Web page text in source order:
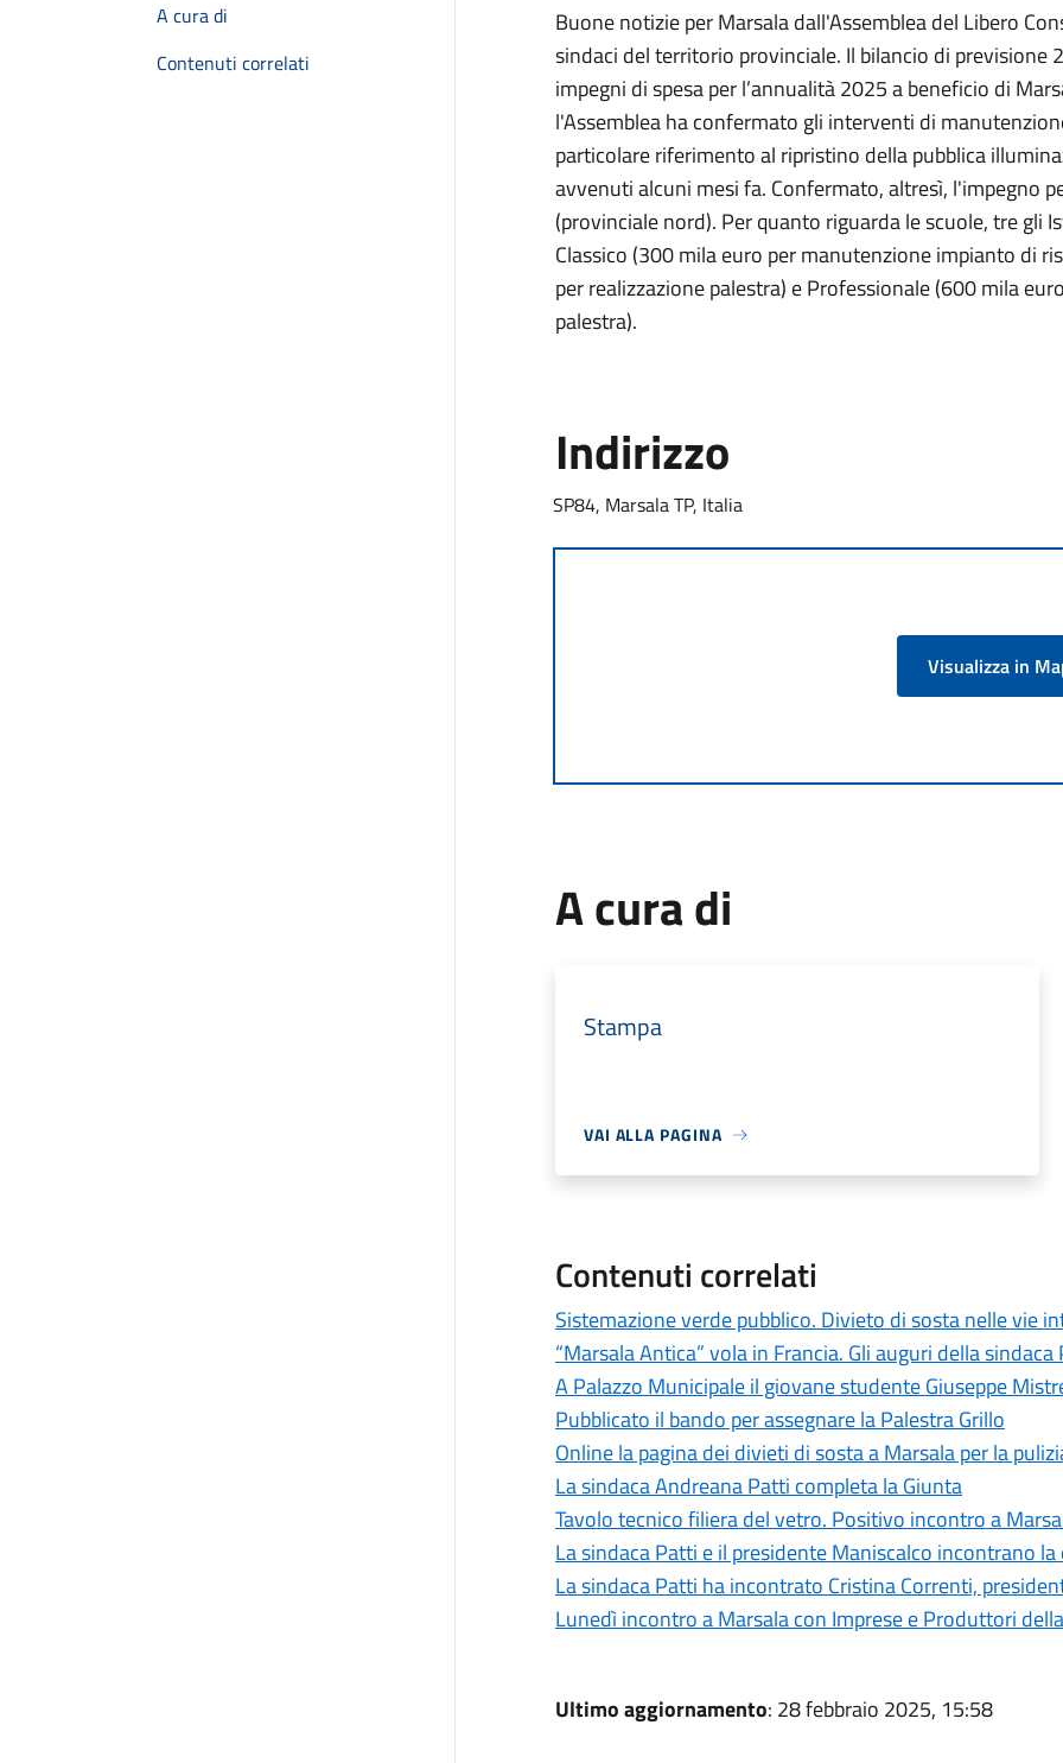
A cura di
Contenuti correlati
Buone notizie per Marsala dall'Assemblea del Libero
sindaci del territorio provinciale. Il bilancio di
impegni di spesa per l’annualità 2025 a beneficio di
l'Assemblea ha confermato gli interventi di
particolare riferimento al ripristino della pubblica
avvenuti alcuni mesi fa. Confermato, altresì, l'impegno
(provinciale nord). Per quanto riguarda le scuole, tre
Classico (300 mila euro per manutenzione impianto di
per realizzazione palestra) e Professionale (600 mila
palestra).
Indirizzo
SP84, Marsala TP, Italia
Visualizza in
A cura di
Stampa
VAI ALLA PAGINA
Contenuti correlati
Sistemazione verde pubblico. Divieto di sosta nelle vie
“Marsala Antica” vola in Francia. Gli auguri della sindaca
A Palazzo Municipale il giovane studente Giuseppe
Pubblicato il bando per assegnare la Palestra Grillo
Online la pagina dei divieti di sosta a Marsala per la
La sindaca Andreana Patti completa la Giunta
Tavolo tecnico filiera del vetro. Positivo incontro a
La sindaca Patti e il presidente Maniscalco incontrano
La sindaca Patti ha incontrato Cristina Correnti,
Lunedì incontro a Marsala con Imprese e Produttori
Ultimo aggiornamento: 28 febbraio 2025, 15:58